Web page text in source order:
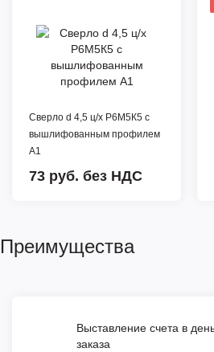
Сверло d 4,5 ц/х Р6М5К5 с
вышлифованным профилем
А1
73 руб. без НДС
Преимущества
Выставление счета в
заказа